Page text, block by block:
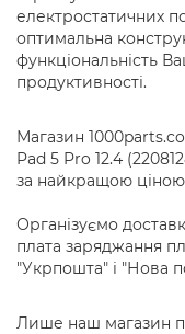
електростатичних
оптимальна
функціональність
продуктивності.
Магазин
Pad 5 Pro 12.4
за найкращою
Організуємо
плата заряджання
"Укрпошта" і "Нова
Лише наш магазин